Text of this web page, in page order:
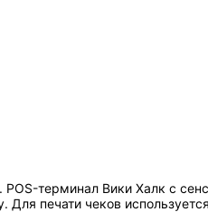
POS-терминал Вики Халк с
печати чеков